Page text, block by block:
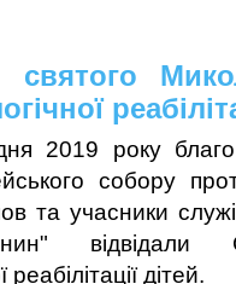
святого
2019 року
собору
та учасники
відвідали
дітей.